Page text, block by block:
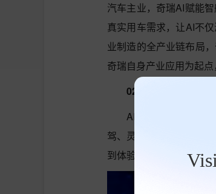
汽车主业，奇瑞AI赋能
真实用车需求，让AI不
业制造的全产业链布局
奇瑞自身产业应用为起
02 猎鹰智驾、灵犀
AI是汽车最大的变
驾、灵犀智舱、飞鱼数
到体验的全维进化，加